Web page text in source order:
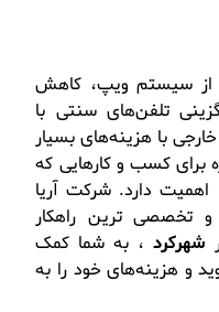
از سیستم ویپ، کاهش
تلفن‌های سنتی با
با هزینه‌های بسیار
برای کسب و کارهایی که
اهمیت دارد. شرکت آریا
و تخصصی ترین راهکار
شهرکرد ، به شما کمک
و هزینه‌های خود را به